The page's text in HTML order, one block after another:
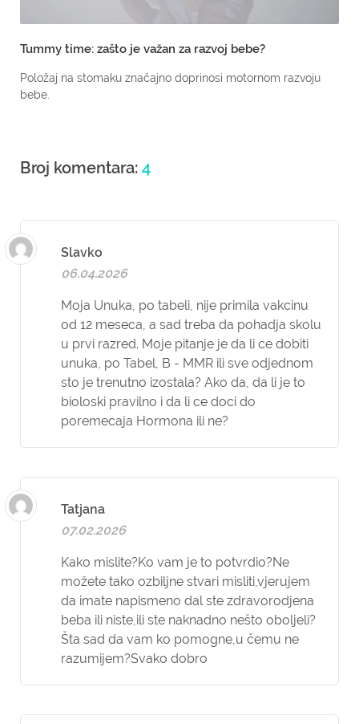
Tummy time: zašto je važan za razvoj bebe?
Položaj na stomaku značajno doprinosi motornom razvoju
bebe.
Broj komentara: 4
Slavko
06.04.2026
Moja Unuka, po tabeli, nije primila vakcinu
od 12 meseca, a sad treba da pohadja skolu
u prvi razred. Moje pitanje je da li ce dobiti
unuka, po Tabel, B - MMR ili sve odjednom
sto je trenutno izostala? Ako da, da li je to
bioloski pravilno i da li ce doci do
poremecaja Hormona ili ne?
Tatjana
07.02.2026
Kako mislite?Ko vam je to potvrdio?Ne
možete tako ozbiljne stvari misliti,vjerujem
da imate napismeno dal ste zdravorodjena
beba ili niste,ili ste naknadno nešto oboljeli?
Šta sad da vam ko pomogne,u čemu ne
razumijem?Svako dobro